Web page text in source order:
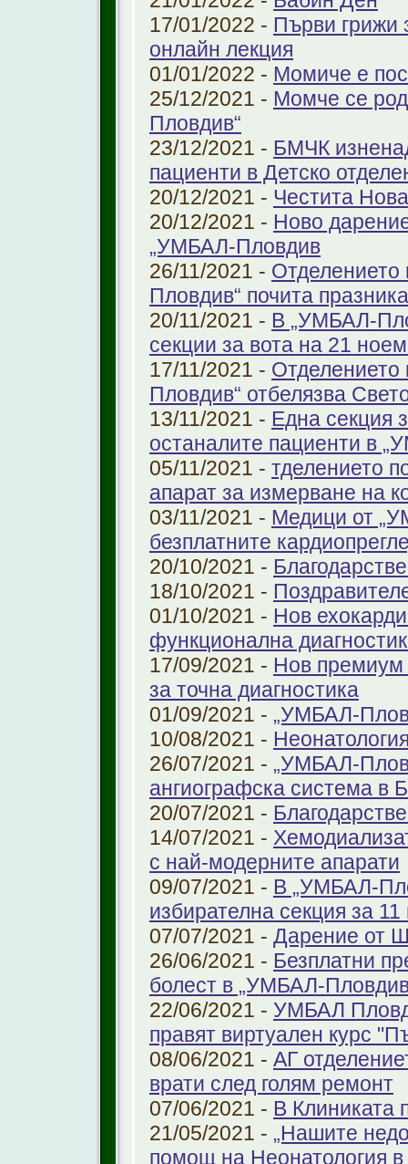
17/01/2022 - Първи грижи
онлайн лекция
01/01/2022 - Момиче е
25/12/2021 - Момче се
Пловдив“
23/12/2021 - БМЧК
пациенти в Детско
20/12/2021 - Честита
20/12/2021 - Ново
„УМБАЛ-Пловдив
26/11/2021 -
Пловдив“ почита
20/11/2021 - В „УМБАЛ-
секции за вота на 21
17/11/2021 -
Пловдив“ отбелязва
13/11/2021 - Една секция
останалите пациенти в
05/11/2021 - тделението
апарат за измерване на
03/11/2021 - Медици от
безплатните
20/10/2021 -
18/10/2021 -
01/10/2021 - Нов
функционална
17/09/2021 - Нов премиум
за точна диагностика
01/09/2021 - „УМБАЛ-
10/08/2021 -
26/07/2021 - „УМБАЛ-
ангиографска система в
20/07/2021 -
14/07/2021 -
с най-модерните апарати
09/07/2021 - В „УМБАЛ-
избирателна секция за 11
07/07/2021 - Дарение от
26/06/2021 - Безплатни
болест в „УМБАЛ-
22/06/2021 - УМБАЛ
правят виртуален курс
08/06/2021 - АГ
врати след голям ремонт
07/06/2021 - В Клиниката
21/05/2021 - „Нашите
помощ на Неонатология